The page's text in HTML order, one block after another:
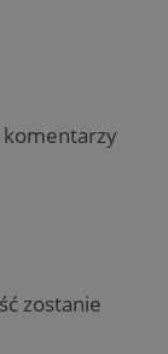
komentarzy
zostanie